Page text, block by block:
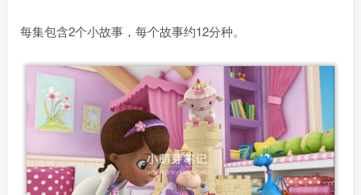
每集包含2个小故事，每个故事约12分种。